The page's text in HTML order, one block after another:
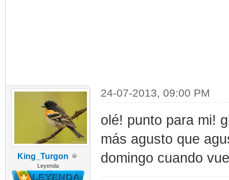
King_Turgon
Leyenda
24-07-2013, 09:00 PM
olé! punto para mi!
más agusto que
domingo cuando